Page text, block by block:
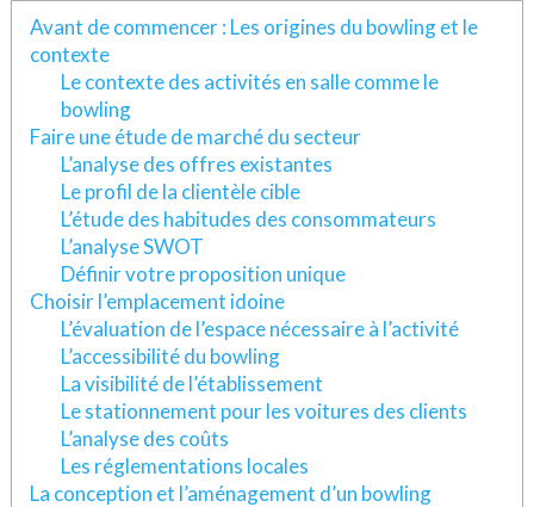
Avant de commencer : Les origines du bowling et le
contexte
Le contexte des activités en salle comme le
bowling
Faire une étude de marché du secteur
L’analyse des offres existantes
Le profil de la clientèle cible
L’étude des habitudes des consommateurs
L’analyse SWOT
Définir votre proposition unique
Choisir l’emplacement idoine
L’évaluation de l’espace nécessaire à l’activité
L’accessibilité du bowling
La visibilité de l’établissement
Le stationnement pour les voitures des clients
L’analyse des coûts
Les réglementations locales
La conception et l’aménagement d’un bowling